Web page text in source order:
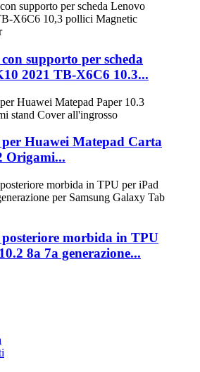
supporto per scheda
2021 TB-X6C6 10.3...
Huawei Matepad Carta
Origami...
morbida in TPU
8a 7a generazione...